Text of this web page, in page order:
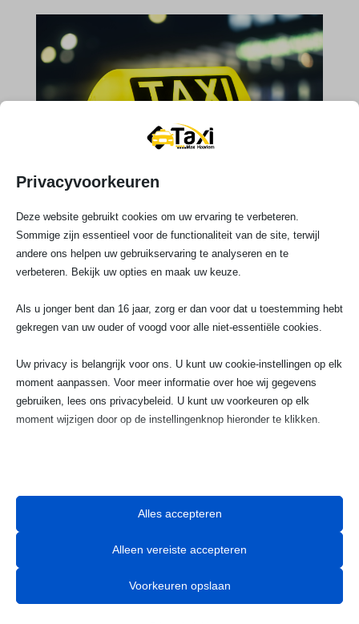

Telefoonnummer
023 720 05 22
w
Email
info@taximaxhaarlem.nl

Betrouwbaar taxivervoer naar
Bloemendaal en omliggende gebieden.​
Privacyvoorkeuren
Deze website gebruikt cookies om uw ervaring te verbeteren.
Sommige zijn essentieel voor de functionaliteit van de site, terwijl
andere ons helpen uw gebruikservaring te analyseren en te
verbeteren. Bekijk uw opties en maak uw keuze.
Als u jonger bent dan 16 jaar, zorg er dan voor dat u toestemming hebt
gekregen van uw ouder of voogd voor alle niet-essentiële cookies.
Uw privacy is belangrijk voor ons. U kunt uw cookie-instellingen op elk
moment aanpassen. Voor meer informatie over hoe wij gegevens
gebruiken, lees ons privacybeleid. U kunt uw voorkeuren op elk
moment wijzigen door op de instellingenknop hieronder te klikken.
kunnen aanbieden, kan beïnvloeden.
Essentiële cookies en services bieden basisfunctionaliteit en zijn
cookies en services vereisen geen toestemming van de gebruiker
Alles accepteren
Alleen vereiste accepteren
Voorkeuren opslaan